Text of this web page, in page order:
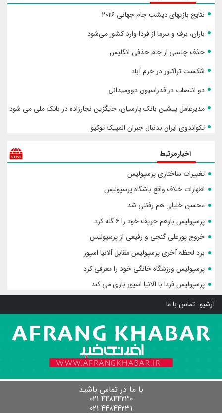
نتایج بازیهای دیشب جام جهانی ۲۰۲۶
باران، برف و سرما از فردا وارد کشور می‌شود
حذف چلسی از جام حذفی انگلیس
شکست تراکتور در خرم آباد
دو انتصاب در فدراسیون دوومیدانی
مدیرعامل پیشین بانک پارسیان، جایگزین نجارزاده در بانک ملی می شود
تکواندوی ایران بدنبال جبران المپیک توکیو
اخبارمرتبط
تغییرات ساختاری پرسپولیس
اظهارات خلاف واقع باشگاه پرسپولیس
محسن خلیلی هم رفتنی شد
پرسپولیس بازهم حریف خود را ۶ گله کرد
خروج پورعلی گنجی و رفیعی از پرسپولیس
برد لحظه آخری پرسپولیس مقابل آلانیا اسپور
پرسپولیس ورزشگاه خانگی خود را معرفی کرد
پرسپولیس فردا با آلانیا اسپور بازی می کند
آرشیو تماس با ما
با ما در تماس باشید
44844230 021
44844231 021